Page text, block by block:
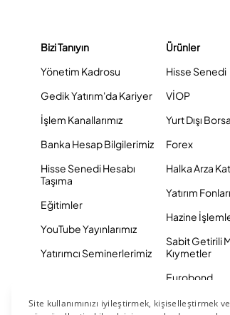
Bizi Tanıyın
Yönetim Kadrosu
Gedik Yatırım'da Kariyer
İşlem Kanallarımız
Banka Hesap Bilgilerimiz
Hisse Senedi Hesabı
Taşıma
Eğitimler
YouTube Yayınlarımız
Yatırımcı Seminerlerimiz
Ürünler
Hisse Senedi
VİOP
Yurt Dışı
Forex
Halka Arza
Yatırım Fonları
Hazine
Sabit Getirili
Kıymetler
Eurobond
Tahvil ve Bono